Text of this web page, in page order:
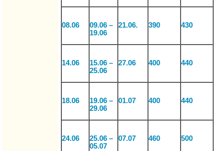
08.06
09.06 –
19.06
21.06. 390 430
14.06
15.06 –
25.06
27.06 400 440
18.06
19.06 –
29.06
01.07 400 440
24.06
25.06 –
05.07
07.07 460 500